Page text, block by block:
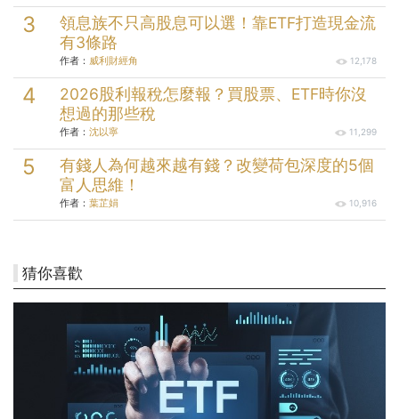
領息族不只高股息可以選！靠ETF打造現金流
有3條路
作者： 威利財經角 12,178
2026股利報稅怎麼報？買股票、ETF時你沒
想過的那些稅
作者： 沈以寧 11,299
有錢人為何越來越有錢？改變荷包深度的5個
富人思維！
作者： 葉芷娟 10,916
猜你喜歡